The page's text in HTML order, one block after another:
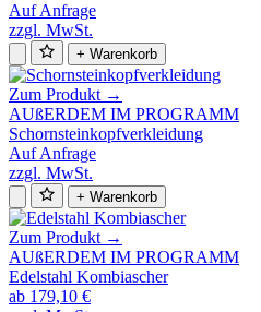
Auf Anfrage
zzgl. MwSt.
+ Warenkorb
Zum Produkt →
AUßERDEM IM PROGRAMM
Schornsteinkopfverkleidung
Auf Anfrage
zzgl. MwSt.
+ Warenkorb
Zum Produkt →
AUßERDEM IM PROGRAMM
Edelstahl Kombiascher
ab 179,10 €